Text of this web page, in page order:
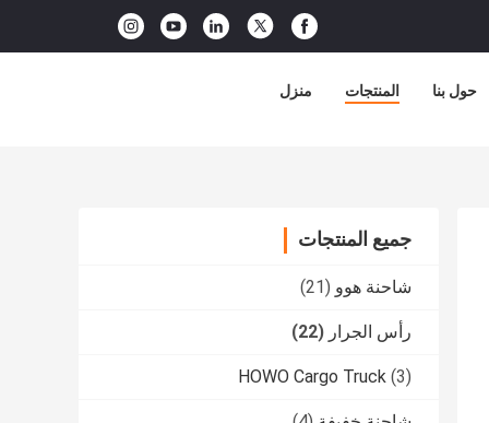
منزل المنتجات حول بنا
جميع المنتجات
شاحنة هوو (21)
رأس الجرار (22)
HOWO Cargo Truck (3)